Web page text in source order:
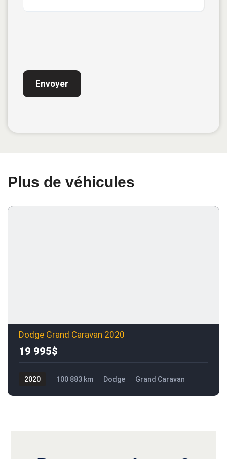
Plus de véhicules
Dodge Grand Caravan 2020
19 995$
2020 100 883 km Dodge
Grand Caravan